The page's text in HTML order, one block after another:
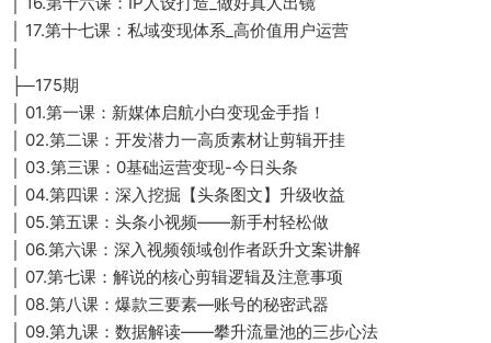
│ 17.第十七课：私域变现体系_高价值用户运营
├─175期
│ 01.第一课：新媒体启航小白变现金手指！
│ 02.第二课：开发潜力一高质素材让剪辑开挂
│ 03.第三课：0基础运营变现-今日头条
│ 04.第四课：深入挖掘【头条图文】升级收益
│ 05.第五课：头条小视频——新手村轻松做
│ 06.第六课：深入视频领域创作者跃升文案讲解
│ 07.第七课：解说的核心剪辑逻辑及注意事项
│ 08.第八课：爆款三要素—账号的秘密武器
│ 09.第九课：数据解读——攀升流量池的三步心法